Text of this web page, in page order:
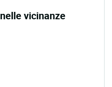
vicinanze